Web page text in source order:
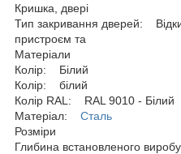
Кришка, двері
Тип закривання дверей:
пристроєм та
Матеріали
Колір: Білий
Колір: білий
Колір RAL: RAL 9010 - Білий
Матеріал: Сталь
Розміри
Глибина встановленого